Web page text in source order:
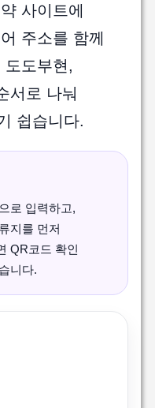
사이트에
주소를 함께
도도부현,
서로 나눠
쉽습니다.
로 입력하고,
지를 먼저
QR코드 확인
니다.